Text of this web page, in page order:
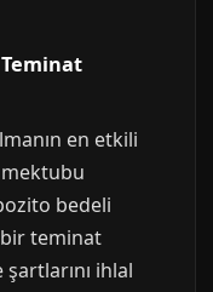
en etkili
bedeli
bir teminat
ihlal